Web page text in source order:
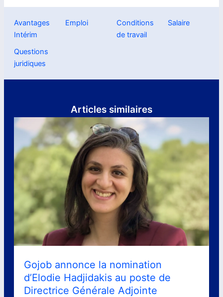
Avantages
Intérim
Emploi
Conditions
de travail
Salaire
Questions
juridiques
Articles similaires
Gojob annonce la nomination
d’Elodie Hadjidakis au poste de
Directrice Générale Adjointe